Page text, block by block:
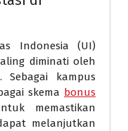
Indonesia (UI)
diminati oleh
Sebagai kampus
skema bonus
memastikan
melanjutkan